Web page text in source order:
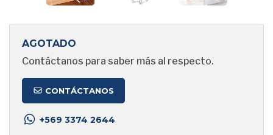
AGOTADO
Contáctanos para saber más al respecto.
CONTÁCTANOS
+569 3374 2644